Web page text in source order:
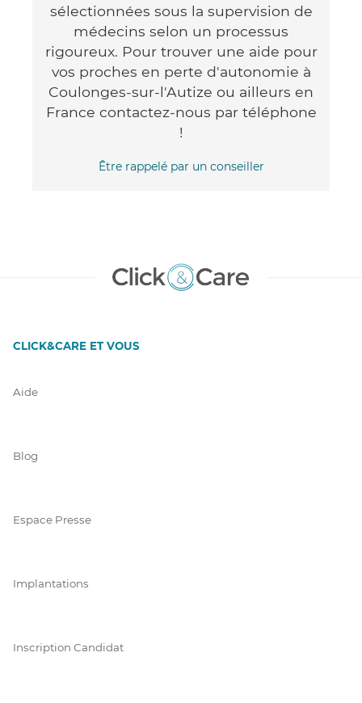
sélectionnées sous la supervision de
médecins selon un processus
rigoureux. Pour trouver une aide pour
vos proches en perte d'autonomie à
Coulonges-sur-l'Autize ou ailleurs en
France contactez-nous par téléphone
!
Être rappelé par un conseiller
CLICK&CARE ET VOUS
Aide
Blog
Espace Presse
Implantations
Inscription Candidat